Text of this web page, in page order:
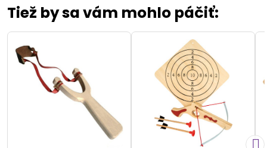
Tiež by sa vám mohlo páčiť: